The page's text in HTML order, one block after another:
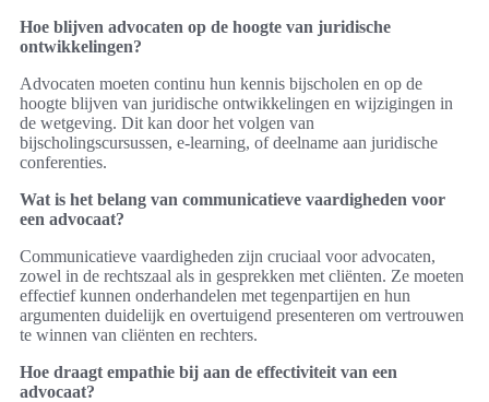
Hoe blijven advocaten op de hoogte van juridische
ontwikkelingen?
Advocaten moeten continu hun kennis bijscholen en op de
hoogte blijven van juridische ontwikkelingen en wijzigingen in
de wetgeving. Dit kan door het volgen van
bijscholingscursussen, e-learning, of deelname aan juridische
conferenties.
Wat is het belang van communicatieve vaardigheden voor
een advocaat?
Communicatieve vaardigheden zijn cruciaal voor advocaten,
zowel in de rechtszaal als in gesprekken met cliënten. Ze moeten
effectief kunnen onderhandelen met tegenpartijen en hun
argumenten duidelijk en overtuigend presenteren om vertrouwen
te winnen van cliënten en rechters.
Hoe draagt empathie bij aan de effectiviteit van een
advocaat?